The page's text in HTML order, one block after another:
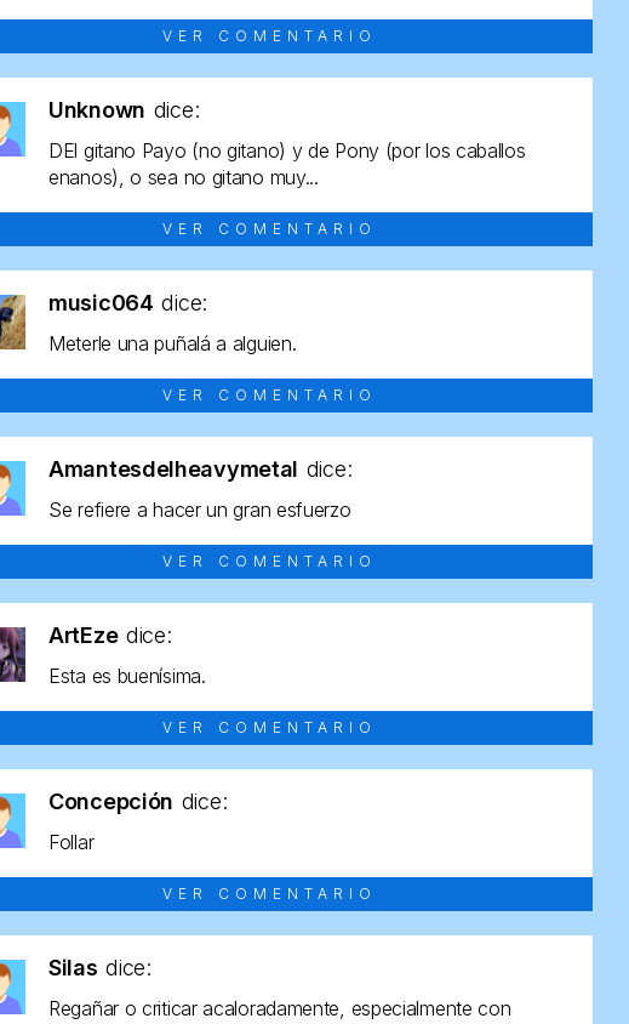
VER COMENTARIO
Unknown dice:
DEl gitano Payo (no gitano) y de Pony (por los caballos
enanos), o sea no gitano muy...
VER COMENTARIO
music064 dice:
Meterle una puñalá a alguien.
VER COMENTARIO
Amantesdelheavymetal dice:
Se refiere a hacer un gran esfuerzo
VER COMENTARIO
ArtEze dice:
Esta es buenísima.
VER COMENTARIO
Concepción dice:
Follar
VER COMENTARIO
Silas dice:
Regañar o criticar acaloradamente, especialmente con